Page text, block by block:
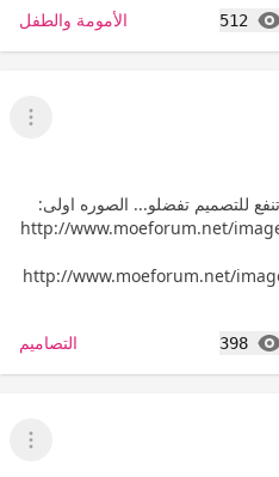
512
المشاهدات الأمومة والطفل
عرض
للتصميم تفضلو... الصوره اولى:
http://www.moeforum.net/
http://www.moeforum.net/
398
المشاهدات التصاميم
عرض